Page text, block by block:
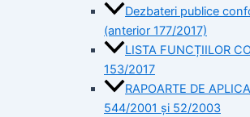
Dezbateri publice
(anterior 177/2017)
LISTA FUNCȚIILOR
153/2017
RAPOARTE DE
544/2001 și 52/2003